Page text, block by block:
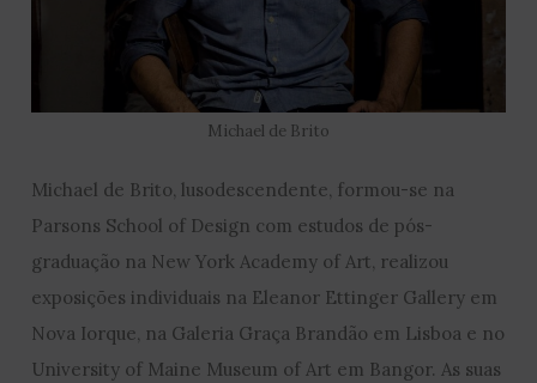
Michael de Brito
Michael de Brito, lusodescendente, formou-se na
Parsons School of Design com estudos de pós-
graduação na New York Academy of Art, realizou
exposições individuais na Eleanor Ettinger Gallery em
Nova Iorque, na Galeria Graça Brandão em Lisboa e no
University of Maine Museum of Art em Bangor. As suas